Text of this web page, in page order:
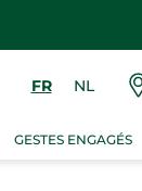
FR NL
GESTES ENGAGÉS